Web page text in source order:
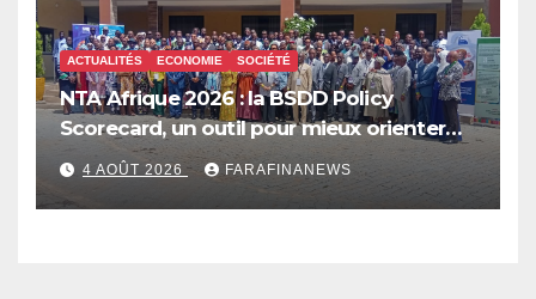
ACTUALITÉS ECONOMIE SOCIÉTÉ
NTA Afrique 2026 : la BSDD Policy
Scorecard, un outil pour mieux orienter
les dépenses publiques
4 AOÛT 2026 FARAFINANEWS